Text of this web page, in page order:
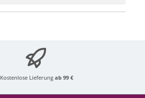
Kostenlose Lieferung ab 99 €